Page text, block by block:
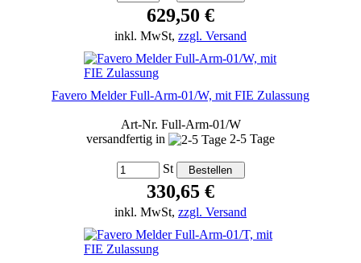
629,50 €
inkl. MwSt, zzgl. Versand
Favero Melder Full-Arm-01/W, mit FIE Zulassung
Art-Nr. Full-Arm-01/W
versandfertig in
2-5 Tage
St
330,65 €
inkl. MwSt, zzgl. Versand